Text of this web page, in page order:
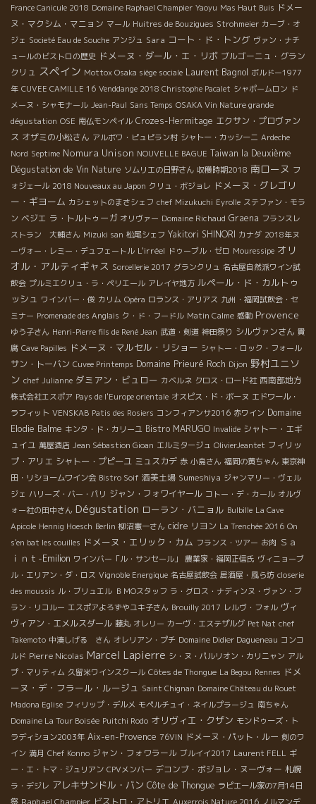
France Canicule 2018 Domaine Raphael Champier Yaoyu Mas Haut Buis ドメー
ヌ・マクシム・マニョン マール Huitres de Bouzigues Strohmeier カーブ・オ
ジェ Societé Eau de Souche アンジュ Sara コート・ド・トング ヴァン・ナチ
ュールのビストロの歴史 ドメーヌ・ダール・エ・リボ ブルゴーニュ・グラン
クリュ スペイン Mottox Osaka siège sociale Laurent Bagnol ボルドー1977
年 CUVEE CAMILLE 16 Venddange 2018 Christophe Pacalet シャポームロン ド
メーヌ・シャモナール Jean-Paul Sans Temps OSAKA Vin Nature grande
dégustation OSE 南仏モンペイル Crozes-Hermitage エクサン・プロヴァン
ス オザミの小松さん アルボワ・ピュピラン村 シャトー・カッシーニ Ardeche
Nord Septime Nomura Unison NOUVELLE BAGUE Taiwan la Deuxième
Dégustation de Vin Nature ソムリエの日野さん 収穫時期2018 南ローヌ フ
ォジェール 2018 Nouveaux au Japon クリュ・ボジョレ ドメーヌ・グレゴリ
ー・ギヨーム カシェットのまさシェフ chef Mizukuchi Eyrolle ステファン・モラ
ン ベジエ ラ・トルトゥーガ オリヴァー Domaine Richaud Graena フランスレ
ストラン 大輔さん Mizuki san 松尾シェフ Yakitori SHINORI カナダ 2018年ヌ
ーヴォー・レミー・デュフェートル L'irréel ドゥーブル・ゼロ Mouressipe オリ
オル・アルティギャス Sorcellerie 2017 グランクリュ 名古屋自然派ワイン試
飲会 プルミエクリュ・ラ・ペリエール アレイヤ地方 ルペール・ド・カルトゥ
ッシュ ワインバー・俊 カリム Opéra ロランス・アリアス 九州・福岡試飲会・セ
ミナー Promenade des Anglais ク・ド・フードル Matin Calme 感動 Provence
ゆう子さん Henri-Pierre fils de René Jean 武道・剣道 神田祭り シルヴァンさん 貴
腐 Cave Papilles ドメーヌ・マルセル・リショー シャトー・ロック・フォール
サン・トーバン Cuvee Printemps Domaine Prieuré Roch Dijon 野村ユニソ
ン chef Julianne ダミアン・ビュロー カベルネ クロス・ロード社 西南部地方
株式会社エスポア Pays de l'Europe orientale オスピス・ド・ボーヌ エドワール・
ラフィット VENSKAB Patis des Rosiers コンフィアンサ2016 赤ワイン Domaine
Elodie Balme キンタ・ド・カリーユ Bistro MARUGO Invalide シャトー・エギ
ュイユ 萬屋酒店 Jean Sébastion Gioan エルミタージュ OlivierJeantet フィリッ
プ・アリエ シャトー・プピーユ ミュスカデ 赤 小島さん 福岡の黄ちゃん 東京神
田・リショームワイン会 Bistro Soif 酒美土場 Sumeshiya ジャンマリー・ヴェル
ジェ ハリーズ・バー・パリ ジャン・フォワイヤール コトー・デ・カール オルヴ
ォー社の田中さん Dégustation ローラン・バニョル Bulbille La Cave
Apicole Hennig Hoesch Berlin 柳沼憲一さん cidre リヨン La Trenchée 2016 On
s'en bat les couilles ドメーヌ・エリック・カム フランス・ツアー お肉 Ｓａ
ｉｎｔ-Emilion ワインバー「ル・サンセール」 農業家・福岡正信氏 ヴィニョーブ
ル・エリアン・ダ・ロス Vignoble Energique 名古屋試飲会 居酒屋・風ら坊 closerie
des moussis ル・ブリュエル ＢＭОスタッフ ラ・グロス・ナディンヌ・ヴァン・ブ
ラン・リコルー エスポアよろずやユキ子さん Brouilly 2017 レルヴ・フォル ヴィ
ヴィアン・エメルスダール 藤丸 オレリー カーヴ・エステザルグ Pet Nat chef
Takemoto 中湊しげる さん オレリアン・プチ Domaine Didier Dagueneau コンコ
ルド Pierre Nicolas Marcel Lapierre シ・ヌ・パルリオン・カリニャン アル
プ・マリティム 久留米ワインスクール Côtes de Thongue La Begou Rennes ドメ
ーヌ・デ・フラール・ルージュ Saint Chignan Domaine Château du Rouet
Madona Eglise フィリップ・デルメ モペルチュイ・ネイルプラージュ 南ちゃん
Domaine La Tour Boisée Puitchi Rodo オリヴィエ・クザン モンドゥーズ・ト
ラディション2003年 Aix-en-Provence 76VIN ドメーヌ・パット・ルー 剣のワ
イン 満月 Chef Konno ジャン・フォワラール ブルイイ2017 Laurent FELL ギ
ー・エ・トマ・ジュリアン CPVメンバー デコンブ・ボジョレ・ヌーヴォー 札幌
ラ・デジレ アレキサンドル・バン Côte de Thongue ラピエール家の7月14日
Raphael Champier ビストロ・アトリエ